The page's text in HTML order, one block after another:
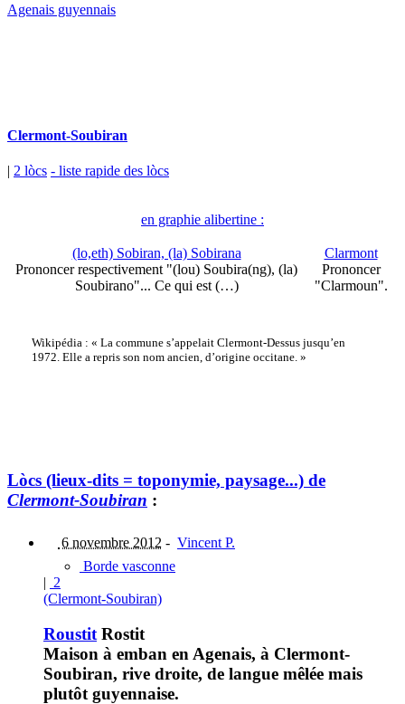
Agenais guyennais
Clermont-Soubiran
| 2 lòcs - liste rapide des lòcs
en graphie alibertine :
(lo,eth) Sobiran, (la) Sobirana
Prononcer respectivement "(lou) Soubira(ng), (la)
Soubirano"... Ce qui est (…)
Clarmont
Prononcer
"Clarmoun".
Wikipédia : « La commune s’appelait Clermont-Dessus jusqu’en
1972. Elle a repris son nom ancien, d’origine occitane. »
Lòcs (lieux-dits = toponymie, paysage...) de
Clermont-Soubiran :
6 novembre 2012 - Vincent P.
Borde vasconne
| 2
(Clermont-Soubiran)
Roustit Rostit
Maison à emban en Agenais, à Clermont-
Soubiran, rive droite, de langue mêlée mais
plutôt guyennaise.